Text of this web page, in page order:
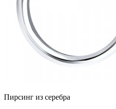
Пирсинг из серебра